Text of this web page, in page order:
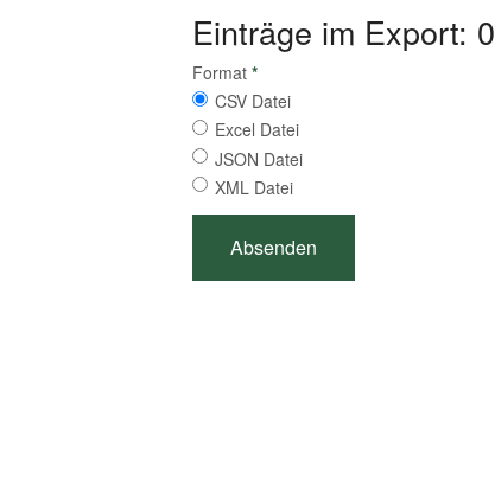
Einträge im Export: 0
Format *
CSV Datei
Excel Datei
JSON Datei
XML Datei